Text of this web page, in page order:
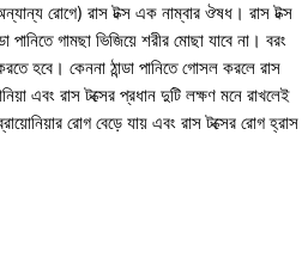
রোগে) রাস টক্স এক নাম্বার ঔষধ। রাস টক্স
পানিতে গামছা ভিজিয়ে শরীর মোছা যাবে না। বরং
হবে। কেননা ঠান্ডা পানিতে গোসল করলে রাস
এবং রাস টক্সের প্রধান দুটি লক্ষণ মনে রাখলেই
রোগ বেড়ে যায় এবং রাস টক্সের রোগ হ্রাস